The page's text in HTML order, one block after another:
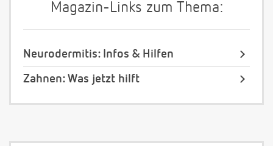
Magazin-Links zum Thema:
Neurodermitis: Infos & Hilfen
Zahnen: Was jetzt hilft